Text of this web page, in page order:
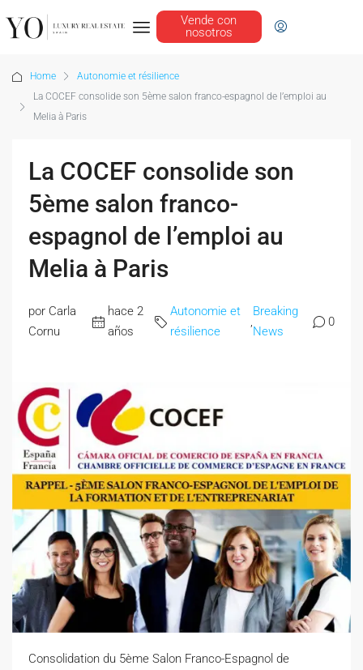
Vende con
nosotros
Home
Autonomie et résilience
La COCEF consolide son 5ème salon franco-espagnol de l’emploi au
Melia à Paris
La COCEF consolide son
5ème salon franco-
espagnol de l’emploi au
Melia à Paris
por Carla
Cornu
hace 2
años
Autonomie et
résilience
Breaking
News
0
Consolidation du 5ème Salon Franco-Espagnol de